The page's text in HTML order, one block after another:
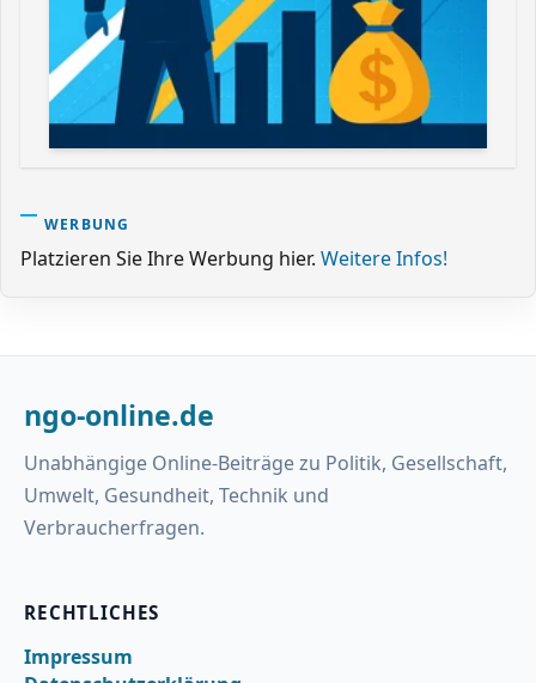
WERBUNG
Platzieren Sie Ihre Werbung hier. Weitere Infos!
ngo-online.de
Unabhängige Online-Beiträge zu Politik, Gesellschaft,
Umwelt, Gesundheit, Technik und
Verbraucherfragen.
RECHTLICHES
Impressum